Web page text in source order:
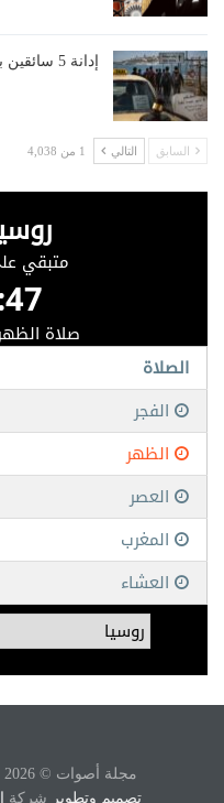
إدانة 5 سائقين بعد أحداث الهجرة الجماعية
السابق التالي 1 من 4,038
مجلة أصوات © 2026 جميع حقوق الموقع محفوظة.
تصميم وتطوير شركة